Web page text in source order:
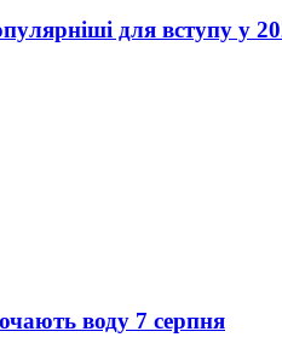
для вступу у
воду 7 серпня